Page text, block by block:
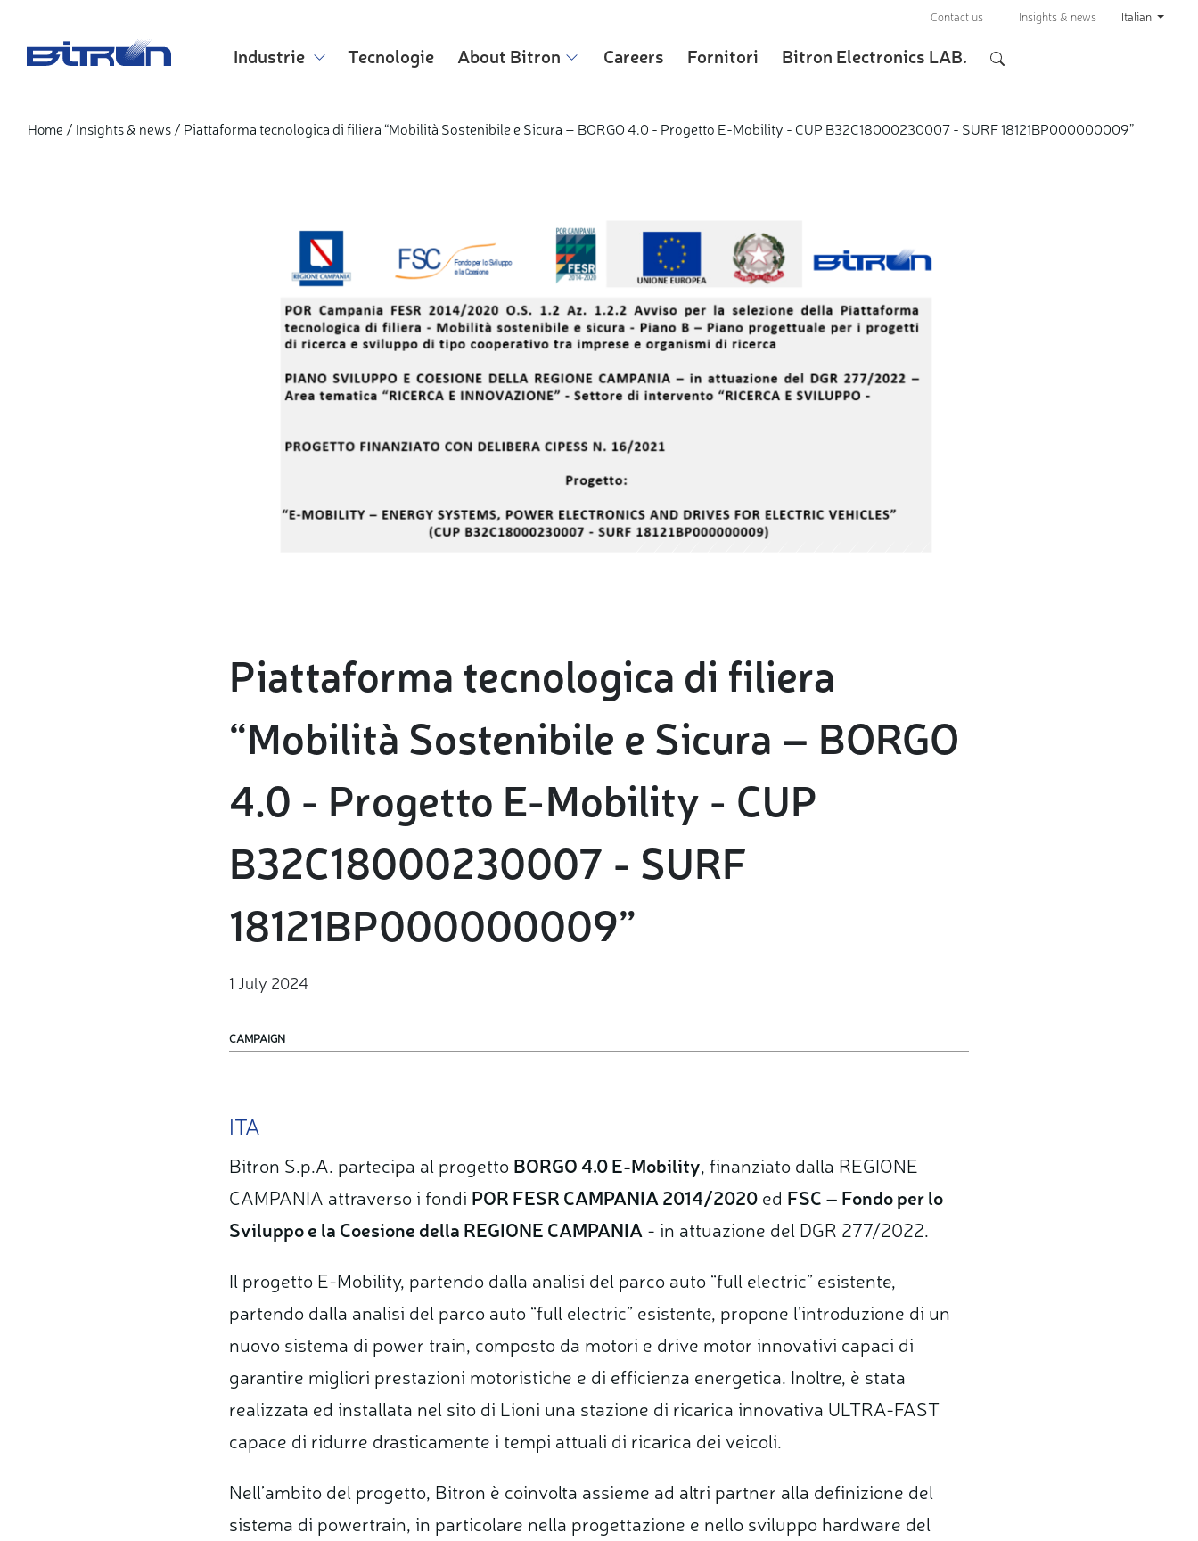
main
content
Contact us Insights & news Italian
Industrie Tecnologie About Bitron Careers Fornitori Bitron Electronics LAB.
Home Insights & news Piattaforma tecnologica di filiera “Mobilità Sostenibile e Sicura – BORGO 4.0 - Progetto E-Mobility - CUP B32C18000230007 - SURF 18121BP000000009”
Piattaforma tecnologica di filiera
“Mobilità Sostenibile e Sicura – BORGO
4.0 - Progetto E-Mobility - CUP
B32C18000230007 - SURF
18121BP000000009”
1 July 2024
CAMPAIGN
ITA
Bitron S.p.A. partecipa al progetto BORGO 4.0 E-Mobility, finanziato dalla REGIONE
CAMPANIA attraverso i fondi POR FESR CAMPANIA 2014/2020 ed FSC – Fondo per lo
Sviluppo e la Coesione della REGIONE CAMPANIA - in attuazione del DGR 277/2022.
Il progetto E-Mobility, partendo dalla analisi del parco auto “full electric” esistente,
partendo dalla analisi del parco auto “full electric” esistente, propone l’introduzione di un
nuovo sistema di power train, composto da motori e drive motor innovativi capaci di
garantire migliori prestazioni motoristiche e di efficienza energetica. Inoltre, è stata
realizzata ed installata nel sito di Lioni una stazione di ricarica innovativa ULTRA-FAST
capace di ridurre drasticamente i tempi attuali di ricarica dei veicoli.
Nell’ambito del progetto, Bitron è coinvolta assieme ad altri partner alla definizione del
sistema di powertrain, in particolare nella progettazione e nello sviluppo hardware del